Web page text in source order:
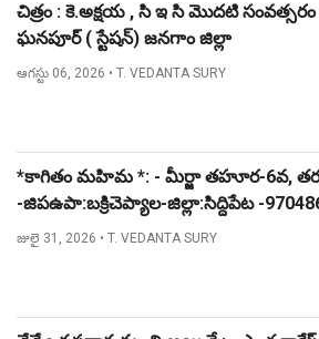
చిత్రం : కె.అక్షయ , సి ఇ సి మొదటి సంవత్సరం
ఘనపూర్ ( స్టేషన్) జనగాం జిల్లా
ఆగస్టు 06, 2026 • T. VEDANTA SURY
*కాగితం మహిమ *: - మీర్జా తహూర-6వ,
-జిపఉపా:బక్రిచెప్యాల-జిల్లా:సిద్దిపేట -
జులై 31, 2026 • T. VEDANTA SURY